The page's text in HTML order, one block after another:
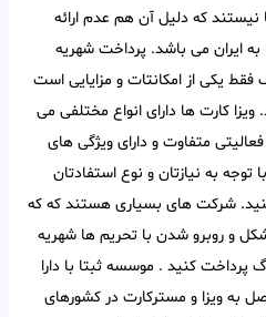
نیستند که دلیل آن هم عدم ارائه
ایران می باشد. پرداخت شهریه
فقط یکی از امکانتات و مزایایی است
ویزا کارت ها دارای انواع مختلفی می
متفاوت و دارای ویژگی های
به نیازتان و نوع استفادتان
کنید. شرکت های بسیاری هستند که که
و روبرو شدن با تحریم ها شهریه
پرداخت کنید . موسسه ثبتا با دارا
ارزی متصل به ویزا و مسترکارت در کشورهای